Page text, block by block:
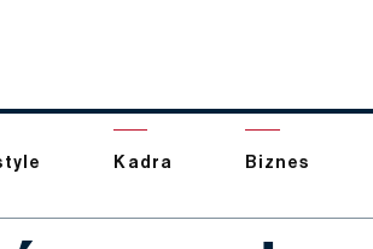
Kadra Biznes